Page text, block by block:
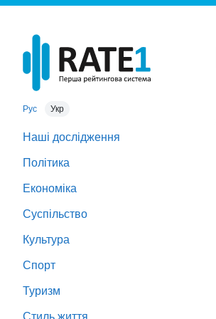
Рус Укр
Наші дослідження
Політика
Економіка
Суспільство
Культура
Спорт
Туризм
Стиль життя